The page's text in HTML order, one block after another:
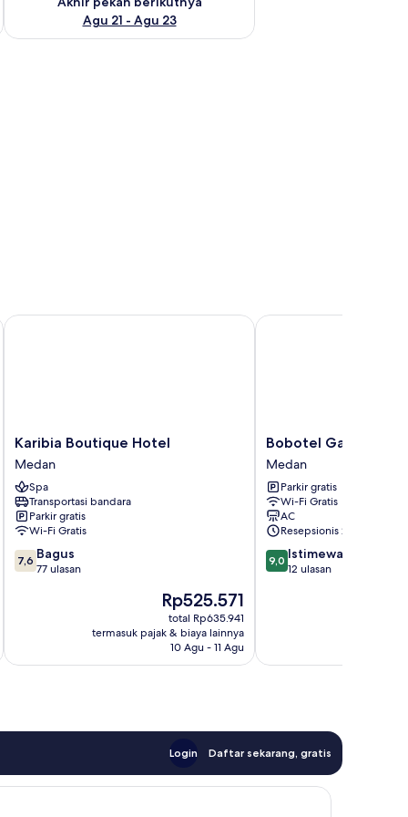
Agu 21 - Agu 23
Karibia
Boutique
Hotel
Medan
Karibia Boutique Hotel
Medan
Spa
Transportasi bandara
Parkir gratis
Wi-Fi Gratis
7.6
dari
7,6 Bagus
77 ulasan
Harga
sekarang
Rp525.571
Rp525.571
total Rp635.941
termasuk pajak & biaya lainnya
10 Agu - 11 Agu
Karibia Boutique Hotel
Bobotel
Gatot
Subroto
Medan
Medan
Bobotel Gatot
Medan
Parkir gratis
Wi-Fi Gratis
AC
Resepsionis 24/7
9.0
dari
9,0 Istimewa
12 ulasan
Bobotel Gatot
Login Daftar sekarang, gratis